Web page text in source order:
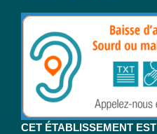
CET ÉTABLISSEMENT